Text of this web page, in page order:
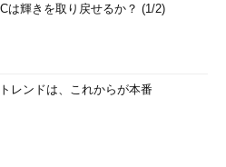
は輝きを取り戻せるか？ (1/2)
レンドは、これからが本番